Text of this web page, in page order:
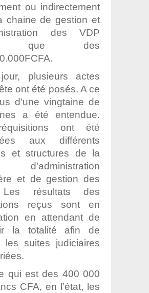
ou indirectement
chaine de gestion et
des VDP
que des
plusieurs actes
ont été posés. A ce
d’une vingtaine de
a été entendue.
ont été
aux différents
et structures de la
d’administration
et de gestion des
résultats des
reçus sont en
en attendant de
la totalité afin de
les suites judiciaires
qui est des 400 000
CFA, en l’état, les